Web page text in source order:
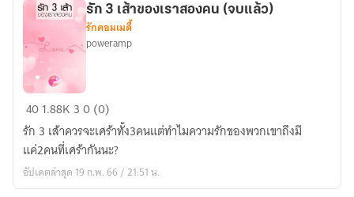
รัก
3
เส้า
ของ
เรา
รัก 3 เส้าของเราสองคน (จบแล้ว)
รักคอมเมดี้
poweramp
401.88K 30 (0)
รัก 3 เส้าควรจะเศร้าทั้ง3คนแต่ทำไมความรักของพวกเขาถึงมี
แค่2คนที่เศร้ากันนะ?
อัปเดตล่าสุด 19 ก.พ. 66 / 21:51 น.